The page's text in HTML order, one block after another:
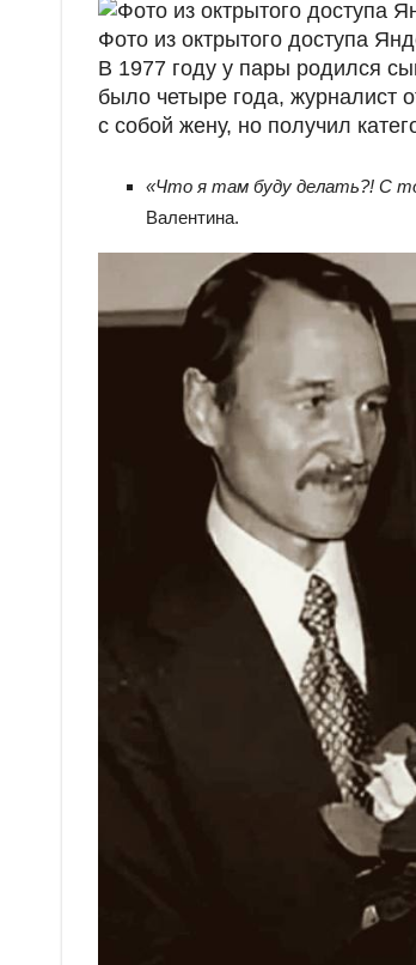
Фото из октрытого доступа
В 1977 году у пары родился
было четыре года, журналист
с собой жену, но получил
«Что я там буду делать?! С
Валентина.